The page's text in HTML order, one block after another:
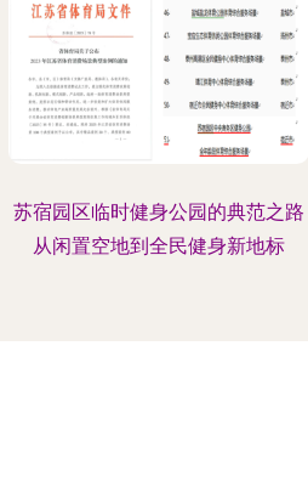
苏宿园区临时健身公园的典范之路
从闲置空地到全民健身新地标